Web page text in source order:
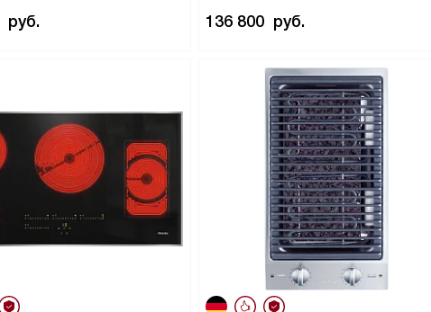
руб. 136 800 руб.